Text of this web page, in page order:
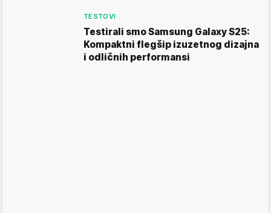
TESTOVI
Testirali smo Samsung Galaxy S25:
Kompaktni flegšip izuzetnog dizajna
i odličnih performansi